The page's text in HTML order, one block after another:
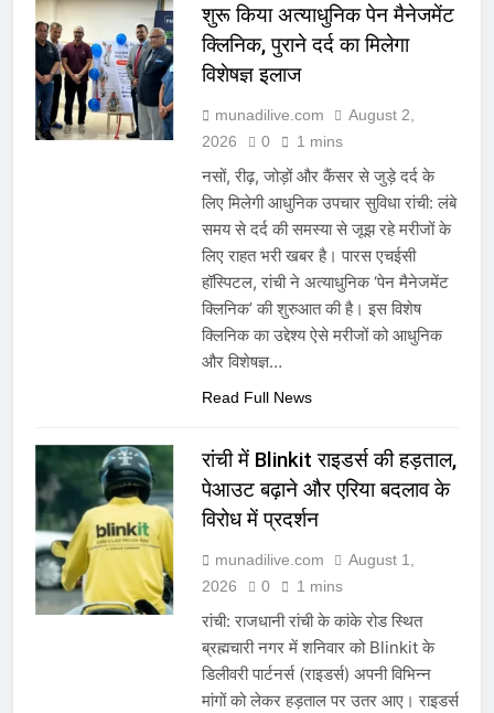
शुरू किया अत्याधुनिक पेन मैनेजमेंट
क्लिनिक, पुराने दर्द का मिलेगा
विशेषज्ञ इलाज
munadilive.com
August 2,
2026
0 1 mins
नसों, रीढ़, जोड़ों और कैंसर से जुड़े दर्द के
लिए मिलेगी आधुनिक उपचार सुविधा रांची: लंबे
समय से दर्द की समस्या से जूझ रहे मरीजों के
लिए राहत भरी खबर है। पारस एचईसी
हॉस्पिटल, रांची ने अत्याधुनिक ‘पेन मैनेजमेंट
क्लिनिक’ की शुरुआत की है। इस विशेष
क्लिनिक का उद्देश्य ऐसे मरीजों को आधुनिक
और विशेषज्ञ…
Read Full News
रांची में Blinkit राइडर्स की हड़ताल,
पेआउट बढ़ाने और एरिया बदलाव के
विरोध में प्रदर्शन
munadilive.com
August 1,
2026
0 1 mins
रांची: राजधानी रांची के कांके रोड स्थित
ब्रह्मचारी नगर में शनिवार को Blinkit के
डिलीवरी पार्टनर्स (राइडर्स) अपनी विभिन्न
मांगों को लेकर हड़ताल पर उतर आए। राइडर्स